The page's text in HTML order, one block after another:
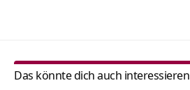
Das könnte dich auch interessieren